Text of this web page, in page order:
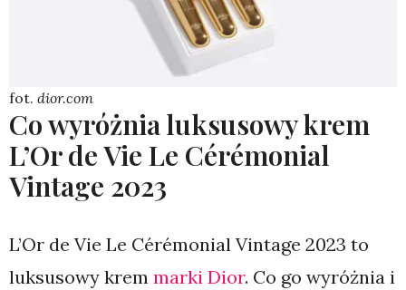
fot. dior.com
Co wyróżnia luksusowy krem
L’Or de Vie Le Cérémonial
Vintage 2023
L’Or de Vie Le Cérémonial Vintage 2023 to
luksusowy krem marki Dior. Co go wyróżnia i